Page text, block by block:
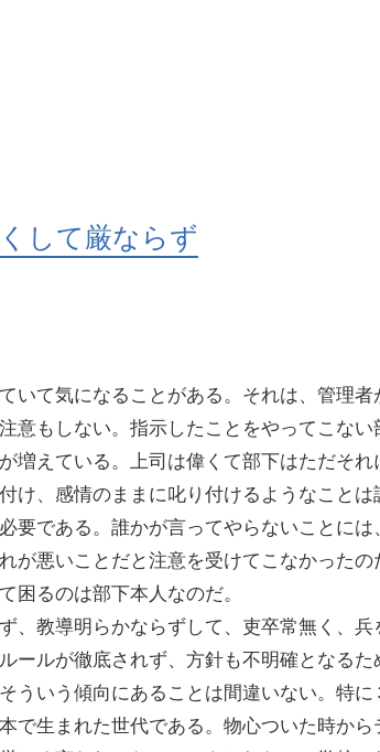
して厳ならず
いて気になることがある。それは、管理
意もしない。指示したことをやってこな
増えている。上司は偉くて部下はただそ
け、感情のままに叱り付けるようなこと
要である。誰かが言ってやらないことに
が悪いことだと注意を受けてこなかった
困るのは部下本人なのだ。
、教導明らかならずして、吏卒常無く、
ールが徹底されず、方針も不明確となる
ういう傾向にあることは間違いない。特
で生まれた世代である。物心ついた時か